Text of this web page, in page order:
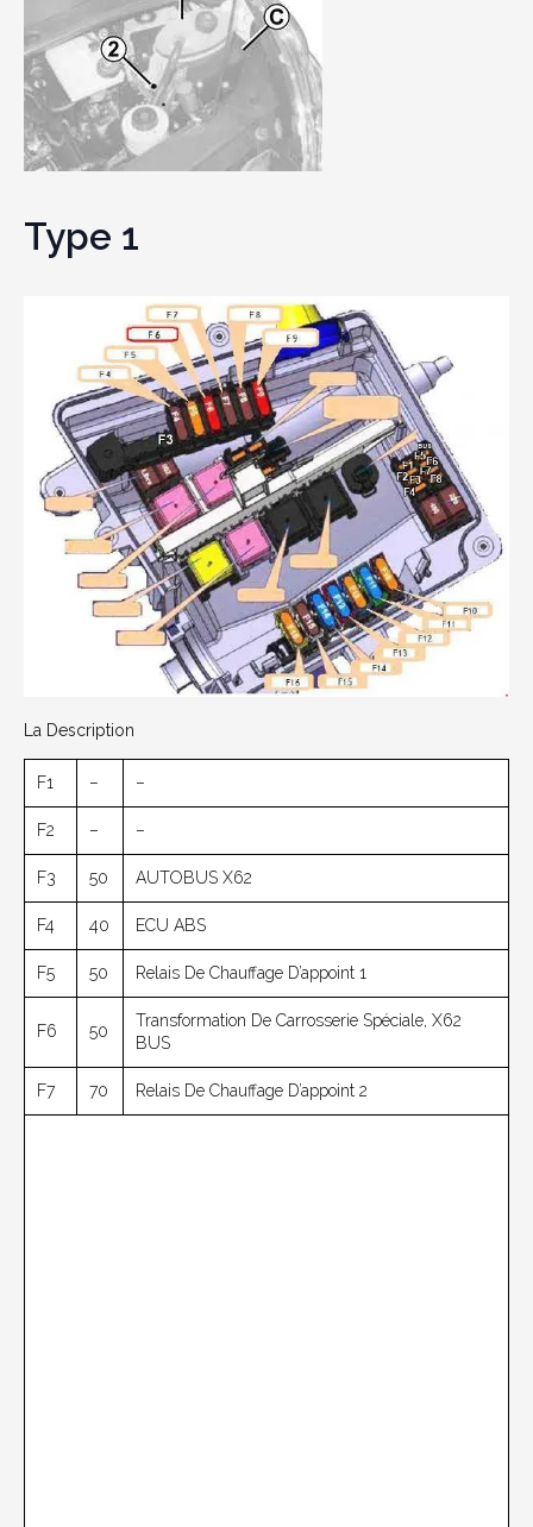
Type 1
La Description
F1 – –
F2 – –
F3 50 AUTOBUS X62
F4 40 ECU ABS
F5 50 Relais De Chauffage D’appoint 1
F6 50
Transformation De Carrosserie Spéciale, X62
BUS
F7 70 Relais De Chauffage D’appoint 2